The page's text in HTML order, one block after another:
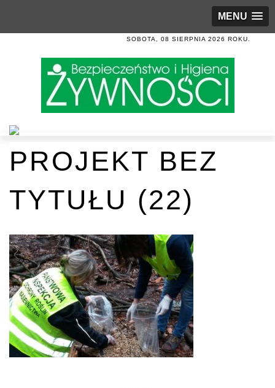
MENU
SOBOTA, 08 SIERPNIA 2026 ROKU.
PROJEKT BEZ
TYTUŁU (22)